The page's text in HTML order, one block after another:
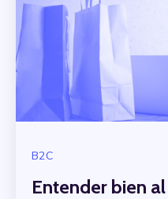
B2C
Entender bien